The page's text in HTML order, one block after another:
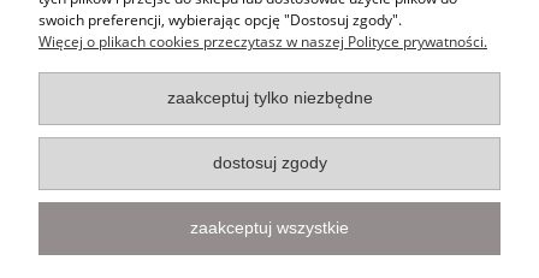
1,00 zł
do koszyka
Informacje
swoich preferencji, wybierając opcję "Dostosuj zgody".
Więcej o plikach cookies przeczytasz w naszej Polityce prywatności.
zaakceptuj tylko niezbędne
dostosuj zgody
zaakceptuj wszystkie